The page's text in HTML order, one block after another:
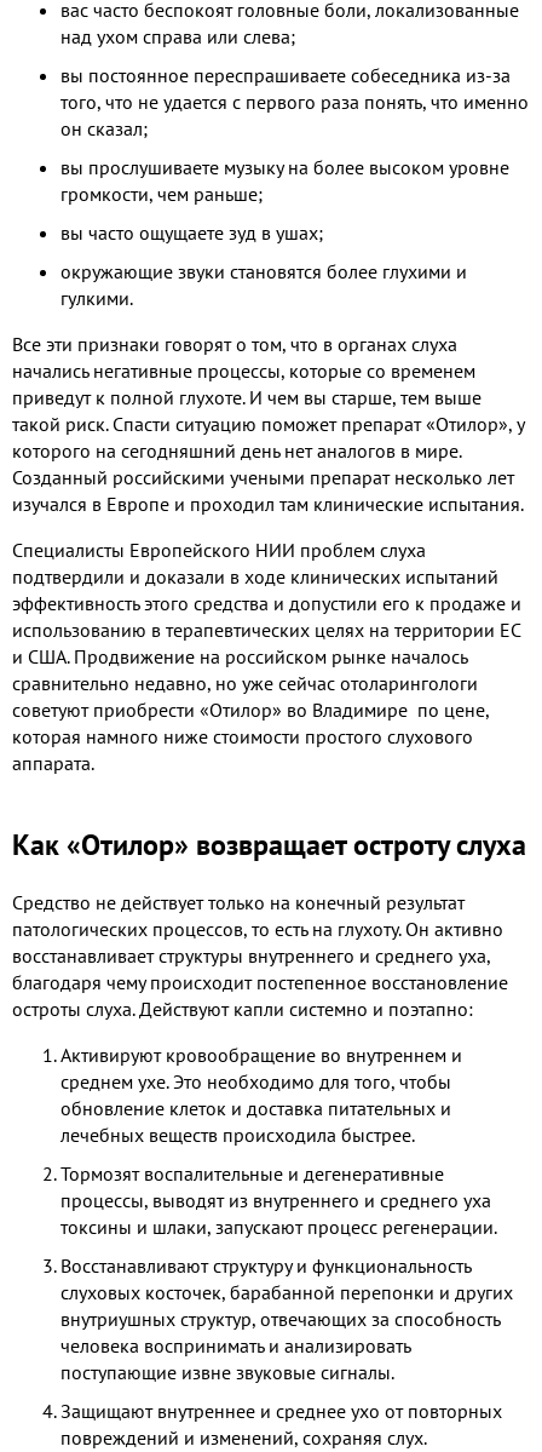
вас часто беспокоят головные боли, локализованные
над ухом справа или слева;
вы постоянное переспрашиваете собеседника из-за
того, что не удается с первого раза понять, что именно
он сказал;
вы прослушиваете музыку на более высоком уровне
громкости, чем раньше;
вы часто ощущаете зуд в ушах;
окружающие звуки становятся более глухими и
гулкими.
Все эти признаки говорят о том, что в органах слуха
начались негативные процессы, которые со временем
приведут к полной глухоте. И чем вы старше, тем выше
такой риск. Спасти ситуацию поможет препарат «Отилор», у
которого на сегодняшний день нет аналогов в мире.
Созданный российскими учеными препарат несколько лет
изучался в Европе и проходил там клинические испытания.
Специалисты Европейского НИИ проблем слуха
подтвердили и доказали в ходе клинических испытаний
эффективность этого средства и допустили его к продаже и
использованию в терапевтических целях на территории ЕС
и США. Продвижение на российском рынке началось
сравнительно недавно, но уже сейчас отоларингологи
советуют приобрести «Отилор» во Владимире по цене,
которая намного ниже стоимости простого слухового
аппарата.
Как «Отилор» возвращает остроту слуха
Средство не действует только на конечный результат
патологических процессов, то есть на глухоту. Он активно
восстанавливает структуры внутреннего и среднего уха,
благодаря чему происходит постепенное восстановление
остроты слуха. Действуют капли системно и поэтапно:
Активируют кровообращение во внутреннем и
среднем ухе. Это необходимо для того, чтобы
обновление клеток и доставка питательных и
лечебных веществ происходила быстрее.
Тормозят воспалительные и дегенеративные
процессы, выводят из внутреннего и среднего уха
токсины и шлаки, запускают процесс регенерации.
Восстанавливают структуру и функциональность
слуховых косточек, барабанной перепонки и других
внутриушных структур, отвечающих за способность
человека воспринимать и анализировать
поступающие извне звуковые сигналы.
Защищают внутреннее и среднее ухо от повторных
повреждений и изменений, сохраняя слух.